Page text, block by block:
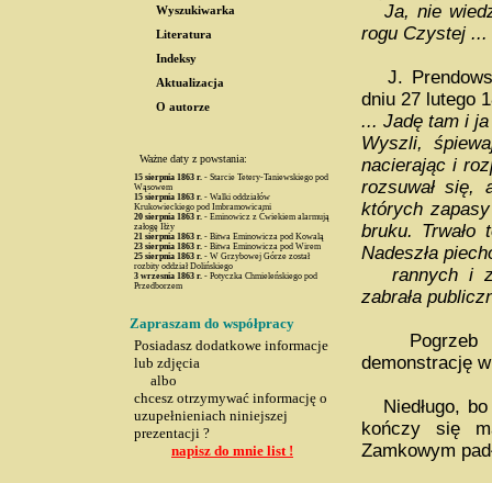
Wyszukiwarka
Literatura
Indeksy
Aktualizacja
O autorze
Ważne daty z powstania:
15 sierpnia 1863 r.- Starcie Tetery-Taniewskiego pod
Wąsowem
15 sierpnia 1863 r.- Walki oddziałów
Krukowieckiego pod Imbramowicami
20 sierpnia 1863 r.- Eminowicz z Ćwiekiem alarmują
załogę Iłży
21 sierpnia 1863 r.- Bitwa Eminowicza pod Kowalą
23 sierpnia 1863 r.- Bitwa Eminowicza pod Wirem
25 sierpnia 1863 r.- W Grzybowej Górze został
rozbity oddział Dolińskiego
3 wrzesnia 1863 r.- Potyczka Chmieleńskiego pod
Przedborzem
Zapraszam do współpracy
Posiadasz dodatkowe informacje
lub zdjęcia
albo
chcesz otrzymywać informację o
uzupełnieniach niniejszej
prezentacji ?
napisz do mnie list !
Ja, nie
rogu Czystej
J.
dniu 27 lutego
... Jadę tam i
Wyszli,
nacierając i
rozsuwał się,
których
bruku. Trwało
Nadeszła
rannych i
zabrała
Pogrzeb 5-
demonstrację
Niedługo,
kończy się
Zamkowym